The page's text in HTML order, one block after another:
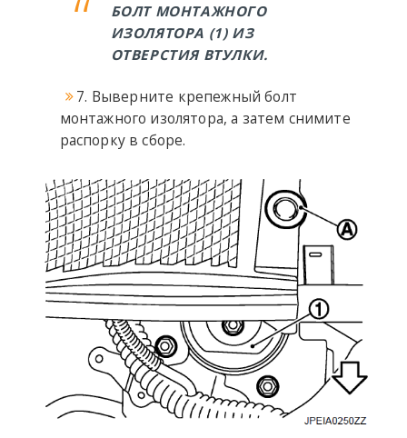
БОЛТ МОНТАЖНОГО
ИЗОЛЯТОРА (1) ИЗ
ОТВЕРСТИЯ ВТУЛКИ.
7. Выверните крепежный болт
монтажного изолятора, а затем снимите
распорку в сборе.